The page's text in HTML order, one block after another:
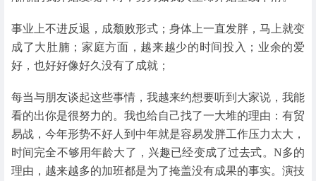
事业上不进反退，成颓败形式；身体上一直发胖，马上就变
成了大肚腩；家庭方面，越来越少的时间投入；业余的爱
好，也好好像好久没有了成就；
每当与朋友谈起这些事情，我越来约想要听到大家说，我能
看的出你是很努力的。我也给自己找了一大堆的理由：有贸
易战，今年形势不好人到中年就是容易发胖工作压力太大，
时间完全不够用年龄大了，兴趣已经变成了过去式。N多的
理由，越来越多的加班都是为了掩盖没有成果的事实。演技